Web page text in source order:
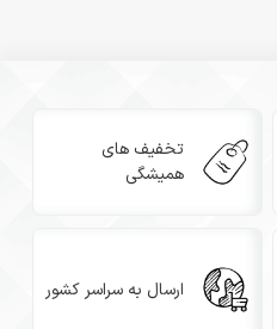
تخفیف های
همیشگی
ارسال به سراسر کشور